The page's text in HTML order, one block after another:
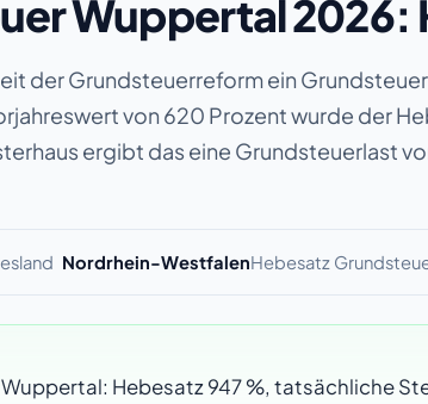
Wuppertal 2026:
der Grundsteuerreform ein
von 620 Prozent wurde der
ergibt das eine Grundsteuerlast
Nordrhein-WestfalenHebesatz
Hebesatz 947 %, tatsächliche